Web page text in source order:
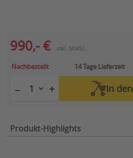
990,- € inkl. MwSt.
Nachbestellt 14 Tage Lieferzeit
− + In den
Produkt-Highlights